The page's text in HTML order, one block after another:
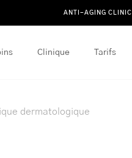
ANTI-AGING CLINIC
Clinique Tarifs
dermatologique